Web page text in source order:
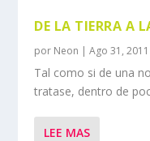
DE LA TIERRA A
por Neon |Ago 31, 2011
Tal como si de una
tratase, dentro de
LEE MAS